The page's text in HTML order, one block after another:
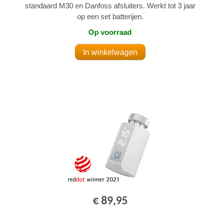
standaard M30 en Danfoss afsluiters. Werkt tot 3 jaar
op een set batterijen.
Op voorraad
€ 89,95